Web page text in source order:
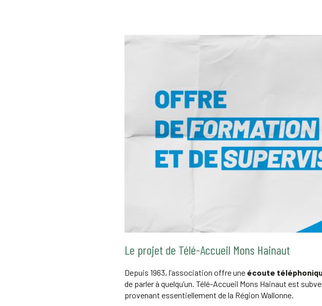
Le projet de Télé-Accueil Mons Hainaut
Depuis 1963, l’association offre une écoute
de parler à quelqu’un. Télé-Accueil Mons Hainaut est
provenant essentiellement de la Région Wallonne.